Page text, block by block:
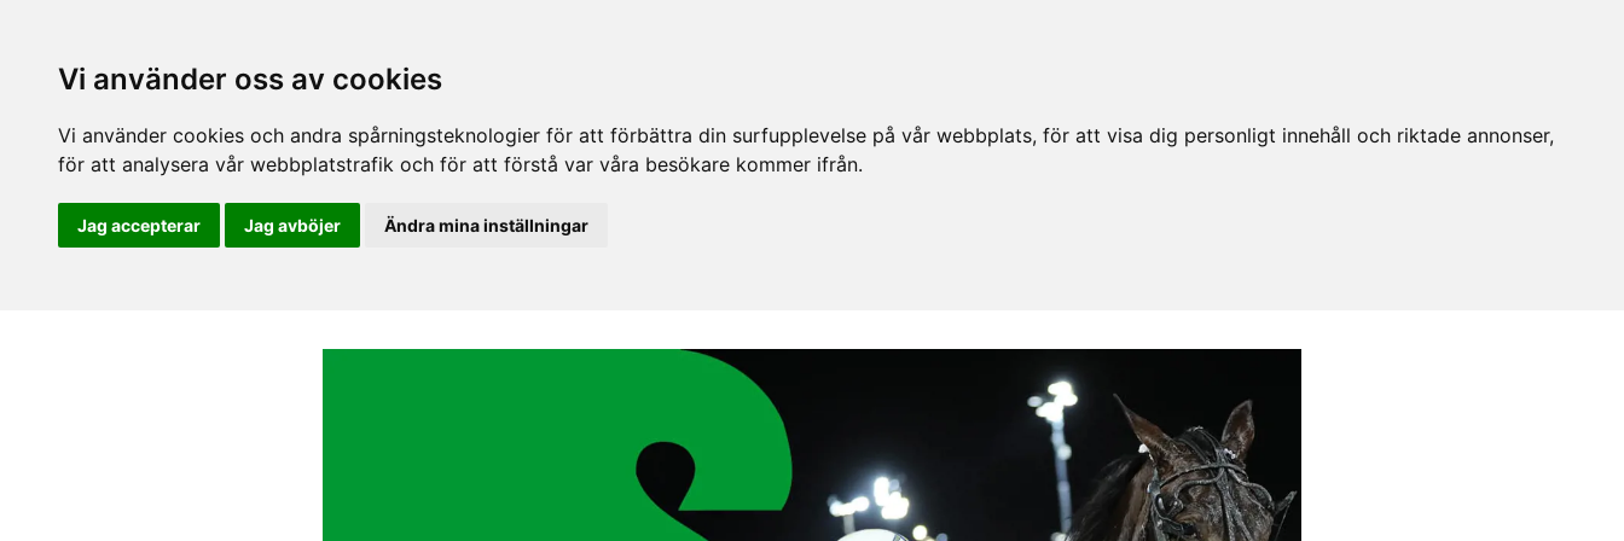
Vi använder oss av cookies
Vi använder cookies och andra spårningsteknologier för att förbättra din surfupplevelse på vår webbplats, för att visa dig personligt innehåll och riktade annonser,
för att analysera vår webbplatstrafik och för att förstå var våra besökare kommer ifrån.
Jag accepterar Jag avböjer Ändra mina inställningar